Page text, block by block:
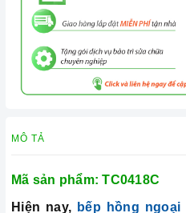
MÔ TẢ
Mã sản phẩm:TC0418C
Hiện nay, bếp hồng ngoại